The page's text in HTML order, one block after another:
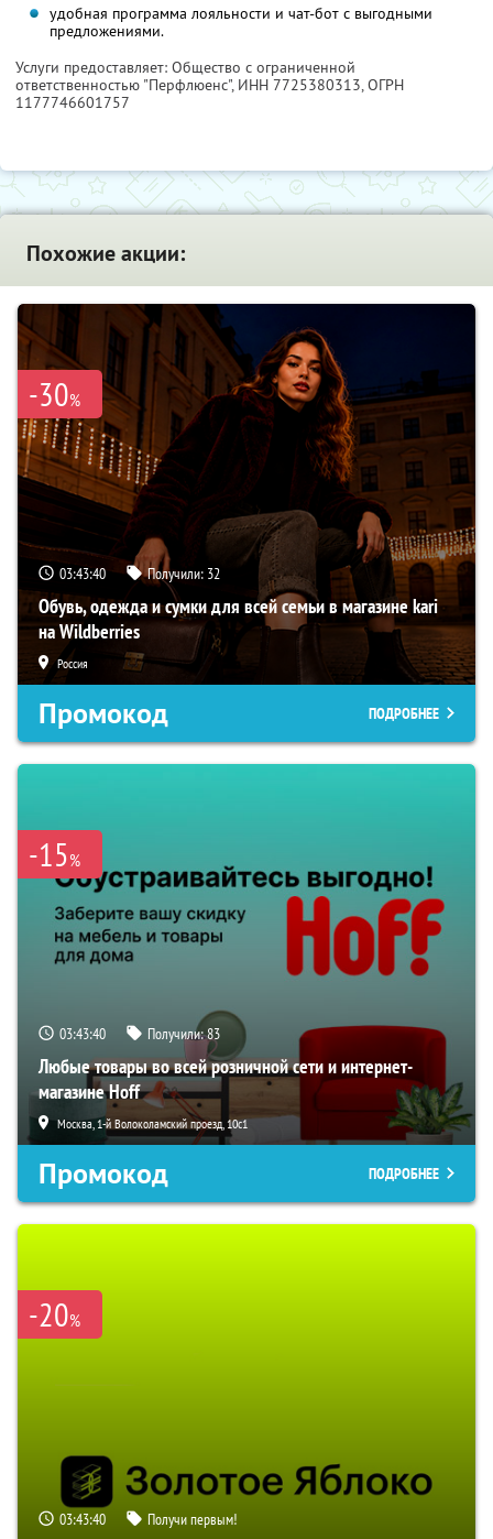
удобная программа лояльности и чат-бот с выгодными
предложениями.
Услуги предоставляет: Общество с ограниченной
ответственностью "Перфлюенс", ИНН 7725380313, ОГРН
1177746601757
Похожие акции:
-30%
03:43:39 Получили: 32
Обувь, одежда и сумки для всей семьи в магазине kari
на Wildberries
Россия
Промокод ПОДРОБНЕЕ
-15%
03:43:39 Получили:83
Любые товары во всей розничной сети и интернет-
магазине Hoff
Москва, 1-й Волоколамский проезд, 10с1
Промокод ПОДРОБНЕЕ
-20%
03:43:39 Получи первым!